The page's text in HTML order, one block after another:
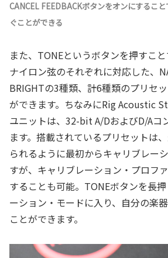
CANCEL FEEDBACKボタンをオンにするこ
ぐことができる
また、TONEというボタンを押すこ
ナイロン弦のそれぞれに対応した、
BRIGHTの3種類、計6種類のプリセ
ができます。ちなみにRig Acoustic
ユニットは、32-bit A/DおよびD/Aコ
ます。搭載されているプリセットは
られるように最初からキャリブレー
すが、キャリブレーション・プロフ
することも可能。TONEボタンを長
ーション・モードに入り、自分の楽
ことができます。